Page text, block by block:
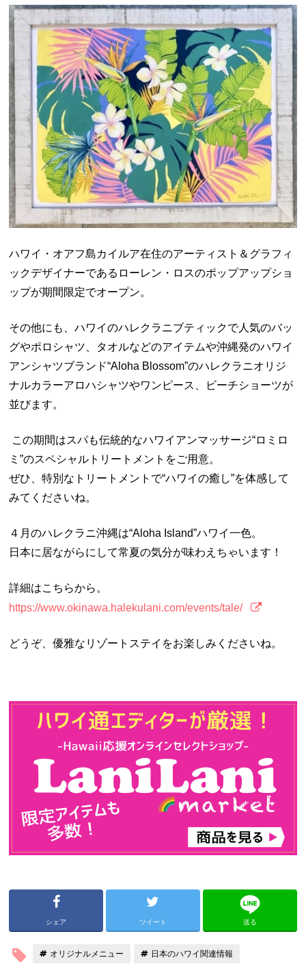
ハワイ・オアフ島カイルア在住のアーティスト＆グラフィ
ックデザイナーであるローレン・ロスのポップアップショ
ップが期間限定でオープン。
その他にも、ハワイのハレクラニブティックで人気のバッ
グやポロシャツ、タオルなどのアイテムや沖縄発のハワイ
アンシャツブランド“Aloha Blossom”のハレクラニオリジ
ナルカラーアロハシャツやワンピース、ビーチショーツが
並びます。
この期間はスパも伝統的なハワイアンマッサージ“ロミロ
ミ”のスペシャルトリートメントをご用意。
ぜひ、特別なトリートメントで“ハワイの癒し”を体感して
みてくださいね。
４月のハレクラニ沖縄は“Aloha Island”ハワイ一色。
日本に居ながらにして常夏の気分が味わえちゃいます！
詳細はこちらから。
https://www.okinawa.halekulani.com/events/tale/
どうぞ、優雅なリゾートステイをお楽しみくださいね。
シェア ツイート 送る
オリジナルメニュー 日本のハワイ関連情報